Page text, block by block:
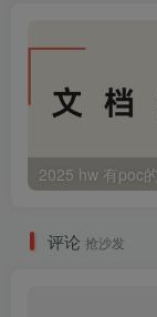
2025 hw 有poc
评论 抢沙发